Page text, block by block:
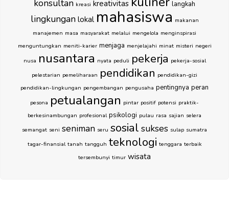
konsultan kreasi kreativitas langkah
lingkungan lokal mahasiswa makanan
manajemen masa masyarakat melalui mengelola menginspirasi
menguntungkan meniti-karier menjaga menjelajahi minat misteri negeri
nusa nusantara nyata peduli pekerja pekerja-sosial
pelestarian pemeliharaan pendidikan pendidikan-gizi
pendidikan-lingkungan pengembangan pengusaha pentingnya peran
pesona petualangan pintar positif potensi praktik-
berkesinambungan profesional psikologi pulau rasa sajian selera
semangat seni seniman seru sosial sukses sulap sumatra
tagar-finansial tanah tangguh teknologi tenggara terbaik
tersembunyi timur wisata